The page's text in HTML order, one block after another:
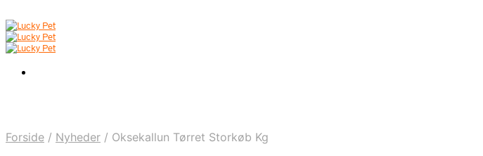
Forside / Nyheder / Oksekallun Tørret Storkøb Kg